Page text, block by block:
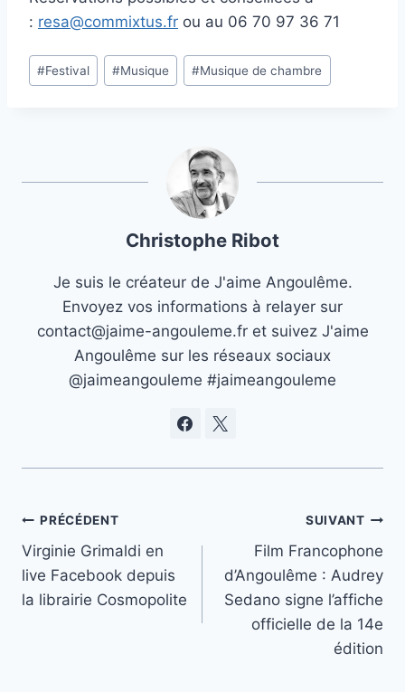
: resa@commixtus.fr ou au 06 70 97 36 71
Étiquettes
de
#Festival #Musique #Musique de chambre
Christophe Ribot
Je suis le créateur de J'aime Angoulême.
Envoyez vos informations à relayer sur
contact@jaime-angouleme.fr et suivez J'aime
Angoulême sur les réseaux sociaux
@jaimeangouleme #jaimeangouleme
Navigation
de
l’article
PRÉCÉDENT
Virginie Grimaldi en
live Facebook depuis
la librairie Cosmopolite
SUIVANT
Film Francophone
d’Angoulême : Audrey
Sedano signe l’affiche
officielle de la 14e
édition